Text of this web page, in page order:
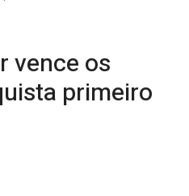
vence os
primeiro